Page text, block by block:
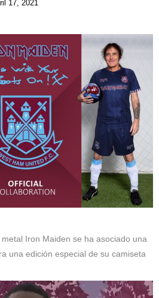
17, 2021
metal Iron Maiden se ha asociado una
una edición especial de su camiseta